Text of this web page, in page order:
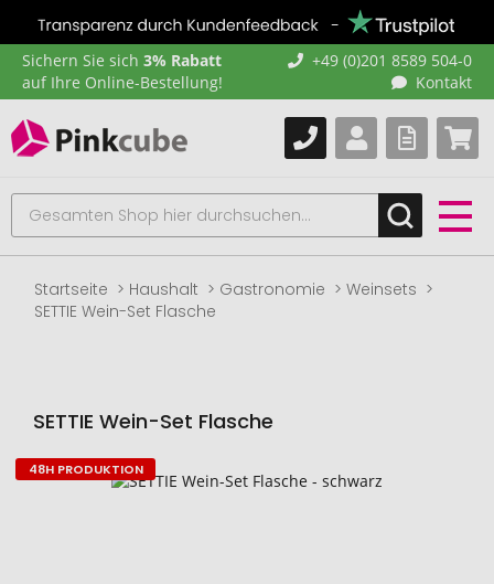
Sichern Sie sich 3% Rabatt
auf Ihre Online-Bestellung!
+49 (0)201 8589 504-0
Kontakt
Startseite Haushalt Gastronomie
Weinsets
SETTIE Wein-Set Flasche
SETTIE Wein-Set Flasche
Zum
48H PRODUKTION